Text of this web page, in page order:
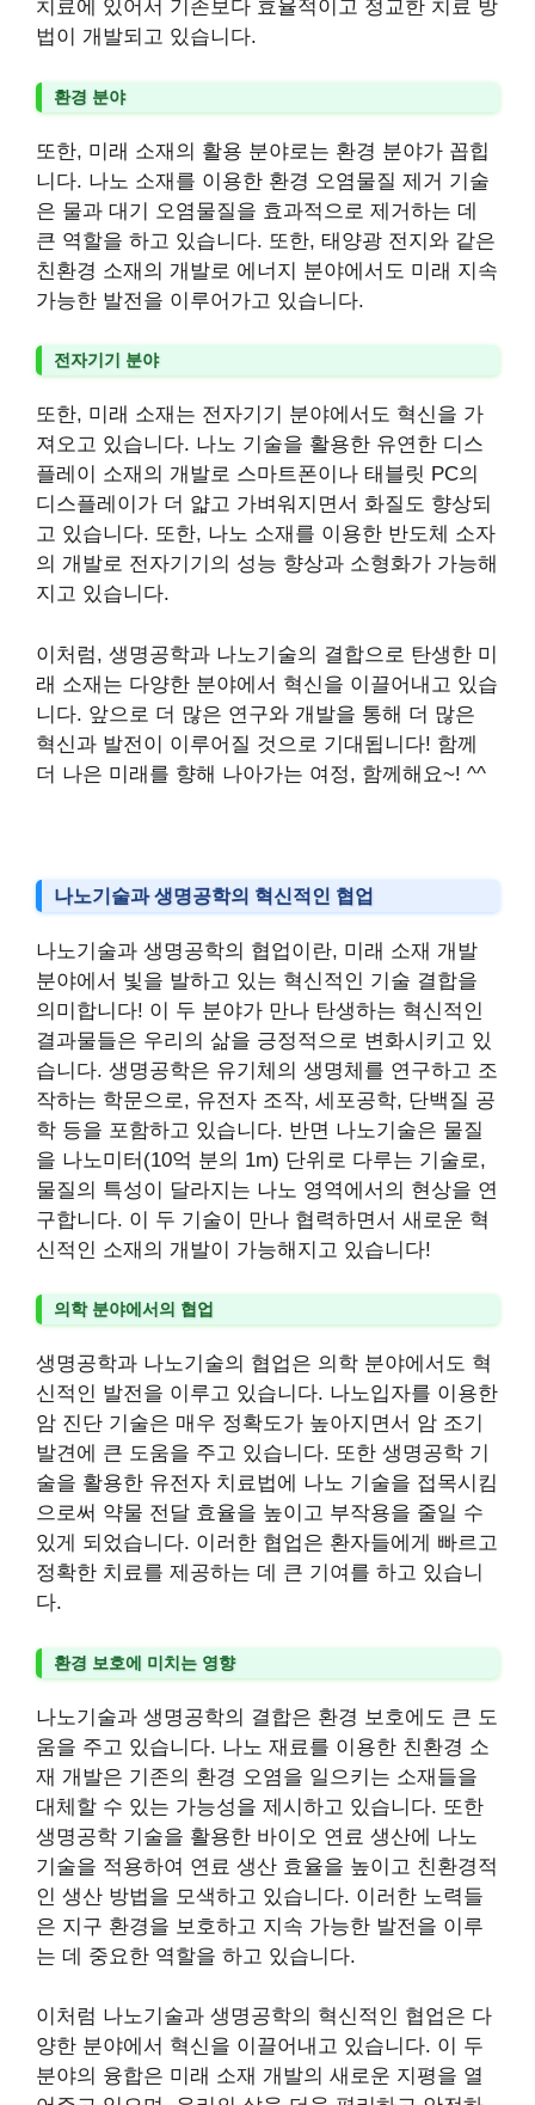
치료에 있어서 기존보다 효율적이고 정교한 치료 방
법이 개발되고 있습니다.
환경 분야
또한, 미래 소재의 활용 분야로는 환경 분야가 꼽힙
니다. 나노 소재를 이용한 환경 오염물질 제거 기술
은 물과 대기 오염물질을 효과적으로 제거하는 데
큰 역할을 하고 있습니다. 또한, 태양광 전지와 같은
친환경 소재의 개발로 에너지 분야에서도 미래 지속
가능한 발전을 이루어가고 있습니다.
전자기기 분야
또한, 미래 소재는 전자기기 분야에서도 혁신을 가
져오고 있습니다. 나노 기술을 활용한 유연한 디스
플레이 소재의 개발로 스마트폰이나 태블릿 PC의
디스플레이가 더 얇고 가벼워지면서 화질도 향상되
고 있습니다. 또한, 나노 소재를 이용한 반도체 소자
의 개발로 전자기기의 성능 향상과 소형화가 가능해
지고 있습니다.
이처럼, 생명공학과 나노기술의 결합으로 탄생한 미
래 소재는 다양한 분야에서 혁신을 이끌어내고 있습
니다. 앞으로 더 많은 연구와 개발을 통해 더 많은
혁신과 발전이 이루어질 것으로 기대됩니다! 함께
더 나은 미래를 향해 나아가는 여정, 함께해요~! ^^
나노기술과 생명공학의 혁신적인 협업
나노기술과 생명공학의 협업이란, 미래 소재 개발
분야에서 빛을 발하고 있는 혁신적인 기술 결합을
의미합니다! 이 두 분야가 만나 탄생하는 혁신적인
결과물들은 우리의 삶을 긍정적으로 변화시키고 있
습니다. 생명공학은 유기체의 생명체를 연구하고 조
작하는 학문으로, 유전자 조작, 세포공학, 단백질 공
학 등을 포함하고 있습니다. 반면 나노기술은 물질
을 나노미터(10억 분의 1m) 단위로 다루는 기술로,
물질의 특성이 달라지는 나노 영역에서의 현상을 연
구합니다. 이 두 기술이 만나 협력하면서 새로운 혁
신적인 소재의 개발이 가능해지고 있습니다!
의학 분야에서의 협업
생명공학과 나노기술의 협업은 의학 분야에서도 혁
신적인 발전을 이루고 있습니다. 나노입자를 이용한
암 진단 기술은 매우 정확도가 높아지면서 암 조기
발견에 큰 도움을 주고 있습니다. 또한 생명공학 기
술을 활용한 유전자 치료법에 나노 기술을 접목시킴
으로써 약물 전달 효율을 높이고 부작용을 줄일 수
있게 되었습니다. 이러한 협업은 환자들에게 빠르고
정확한 치료를 제공하는 데 큰 기여를 하고 있습니
다.
환경 보호에 미치는 영향
나노기술과 생명공학의 결합은 환경 보호에도 큰 도
움을 주고 있습니다. 나노 재료를 이용한 친환경 소
재 개발은 기존의 환경 오염을 일으키는 소재들을
대체할 수 있는 가능성을 제시하고 있습니다. 또한
생명공학 기술을 활용한 바이오 연료 생산에 나노
기술을 적용하여 연료 생산 효율을 높이고 친환경적
인 생산 방법을 모색하고 있습니다. 이러한 노력들
은 지구 환경을 보호하고 지속 가능한 발전을 이루
는 데 중요한 역할을 하고 있습니다.
이처럼 나노기술과 생명공학의 혁신적인 협업은 다
양한 분야에서 혁신을 이끌어내고 있습니다. 이 두
분야의 융합은 미래 소재 개발의 새로운 지평을 열